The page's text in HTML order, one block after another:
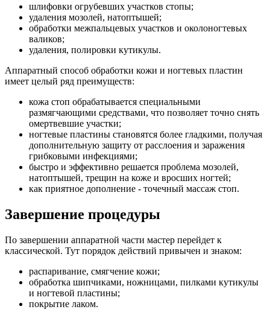
шлифовки огрубевших участков стопы;
удаления мозолей, натоптышей;
обработки межпальцевых участков и околоногтевых
валиков;
удаления, полировки кутикулы.
Аппаратный способ обработки кожи и ногтевых пластин
имеет целый ряд преимуществ:
кожа стоп обрабатывается специальными
размягчающими средствами, что позволяет точно снять
омертвевшие участки;
ногтевые пластины становятся более гладкими, получая
дополнительную защиту от расслоения и заражения
грибковыми инфекциями;
быстро и эффективно решается проблема мозолей,
натоптышей, трещин на коже и вросших ногтей;
как приятное дополнение - точечный массаж стоп.
Завершение процедуры
По завершении аппаратной части мастер перейдет к
классической. Тут порядок действий привычен и знаком:
распаривание, смягчение кожи;
обработка шипчиками, ножницами, пилками кутикулы
и ногтевой пластины;
покрытие лаком.